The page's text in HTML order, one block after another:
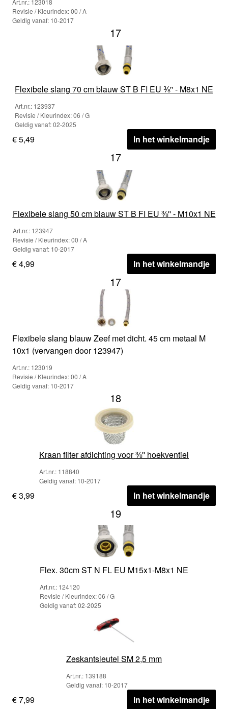
Revisie / Kleurindex: 00 / A
Geldig vanaf: 10-2017
17
Flexibele slang 70 cm blauw ST B FI EU ⅜'' - M8x1 NE
Art.nr.: 123937
Revisie / Kleurindex: 06 / G
Geldig vanaf: 02-2025
€ 5,49 In het winkelmandje
17
Flexibele slang 50 cm blauw ST B FI EU ⅜'' - M10x1 NE
Art.nr.: 123947
Revisie / Kleurindex: 00 / A
Geldig vanaf: 10-2017
€ 4,99 In het winkelmandje
17
Flexibele slang blauw Zeef met dicht. 45 cm metaal M
10x1 (vervangen door 123947)
Art.nr.: 123019
Revisie / Kleurindex: 00 / A
Geldig vanaf: 10-2017
18
Kraan filter afdichting voor ⅜'' hoekventiel
Art.nr.: 118840
Geldig vanaf: 10-2017
€ 3,99 In het winkelmandje
19
Flex. 30cm ST N FL EU M15x1-M8x1 NE
Art.nr.: 124120
Revisie / Kleurindex: 06 / G
Geldig vanaf: 02-2025
Zeskantsleutel SM 2,5 mm
Art.nr.: 139188
Geldig vanaf: 10-2017
€ 7,99 In het winkelmandje